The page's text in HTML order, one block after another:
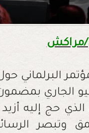
مراكش
البرلماني
الحمراء الى غاية 15
وتبصر